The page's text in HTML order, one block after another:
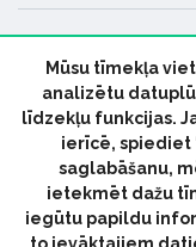
© 2026
Mūsu tīmekļa
analizētu
līdzekļu funkcijas.
ierīcē, spiediet
saglabāšanu,
ietekmēt dažu
iegūtu papildu